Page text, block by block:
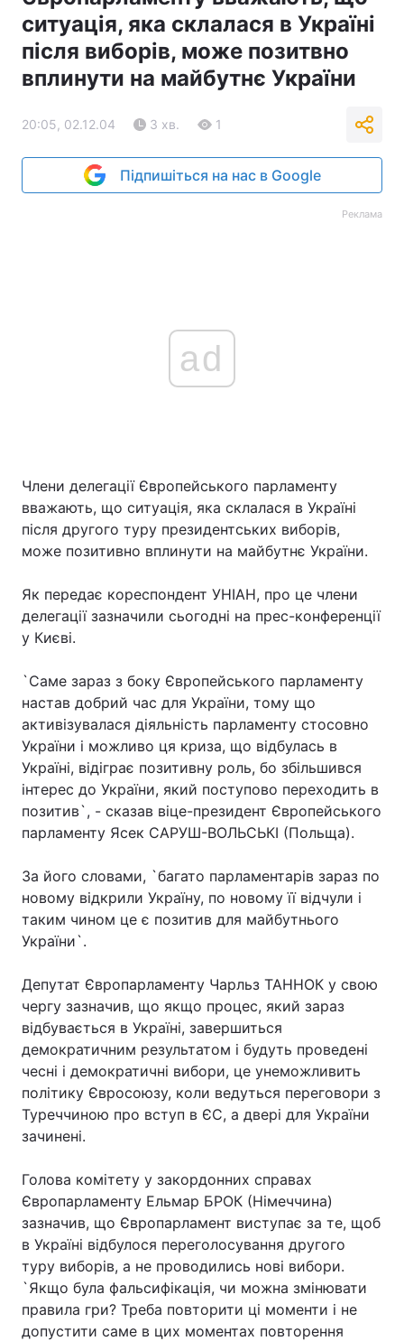
ситуація, яка склалася в Україні
після виборів, може позитвно
вплинути на майбутнє України
20:05, 02.12.04 3 хв. 1
Підпишіться на нас в Google
Реклама
ad
Члени делегації Європейського парламенту
вважають, що ситуація, яка склалася в Україні
після другого туру президентських виборів,
може позитивно вплинути на майбутнє України.
Як передає кореспондент УНІАН, про це члени
делегації зазначили сьогодні на прес-конференції
у Києві.
`Саме зараз з боку Європейського парламенту
настав добрий час для України, тому що
активізувалася діяльність парламенту стосовно
України і можливо ця криза, що відбулась в
Україні, відіграє позитивну роль, бо збільшився
інтерес до України, який поступово переходить в
позитив`, - сказав віце-президент Європейського
парламенту Ясек САРУШ-ВОЛЬСЬКІ (Польща).
За його словами, `багато парламентарів зараз по
новому відкрили Україну, по новому її відчули і
таким чином це є позитив для майбутнього
України`.
Депутат Європарламенту Чарльз ТАННОК у свою
чергу зазначив, що якщо процес, який зараз
відбувається в Україні, завершиться
демократичним результатом і будуть проведені
чесні і демократичні вибори, це унеможливить
політику Євросоюзу, коли ведуться переговори з
Туреччиною про вступ в ЄС, а двері для України
зачинені.
Голова комітету у закордонних справах
Європарламенту Ельмар БРОК (Німеччина)
зазначив, що Європарламент виступає за те, щоб
в Україні відбулося переголосування другого
туру виборів, а не проводились нові вибори.
`Якщо була фальсифікація, чи можна змінювати
правила гри? Треба повторити ці моменти і не
допустити саме в цих моментах повторення